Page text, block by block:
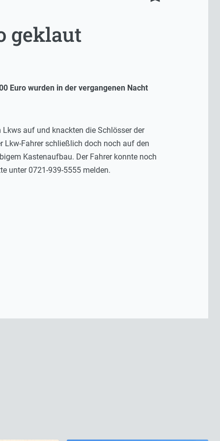
geklaut
Euro wurden in der vergangenen Nacht
auf und knackten die Schlösser der
Lkw-Fahrer schließlich doch noch auf den
Kastenaufbau. Der Fahrer konnte noch
unter 0721-939-5555 melden.